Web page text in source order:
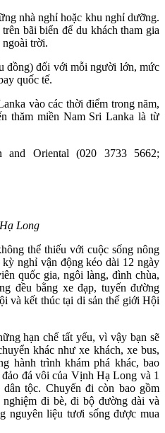
nhà nghỉ hoặc khu nghỉ dưỡng.
bãi biển để du khách tham gia
ngoài trời.
đồng) đối với mỗi người lớn, mức
quốc tế.
vào các thời điểm trong năm,
thăm miền Nam Sri Lanka là từ
Oriental (020 3733 5662;
Long
thể thiếu với cuộc sống nông
nghỉ vận động kéo dài 12 ngày
quốc gia, ngôi làng, đình chùa,
đều bằng xe đạp, tuyến đường
và kết thúc tại di sản thế giới Hội
hạn chế tất yếu, vì vậy bạn sẽ
khác như xe khách, xe bus,
hành trình khám phá khác, bao
đá vôi của Vịnh Hạ Long và 1
tộc. Chuyến đi còn bao gồm
đi bè, đi bộ đường dài và
nguyên liệu tươi sống được mua